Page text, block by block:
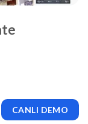
CANLI DEMO